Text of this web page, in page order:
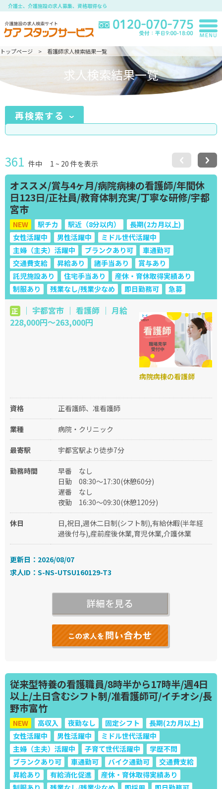
介護士、介護施設の求人募集、資格取得なら
トップページ 看護師求人検索結果一覧
求人検索結果一覧
再検索する
361 件中 1 ~ 20 件を表示
オススメ/賞与4ヶ月/病院病棟の看護師/年間休
日123日/正社員/教育体制充実/丁寧な研修/宇都
宮市
NEW 駅チカ 駅近（8分以内）
長期(2カ月以上)
女性活躍中
男性活躍中
ミドル世代活躍中
主婦（主夫）活躍中
ブランクあり可
車通勤可
交通費支給
昇給あり 諸手当あり
賞与あり
託児施設あり
住宅手当あり
産休・育休取得実績あり
制服あり
残業なし/残業少なめ 即日勤務可 急募
正 ｜ 宇都宮市 ｜ 看護師 ｜ 月給
228,000円〜263,000円
病院病棟の看護師
資格 正看護師、准看護師
業種 病院・クリニック
最寄駅 宇都宮駅より徒歩7分
勤務時間 早番
なし
日勤
08:30～17:30(休憩60分)
遅番
なし
夜勤
16:30～09:30(休憩120分)
休日
日,祝日,週休二日制(シフト制),有給休暇(半年経
過後付与),産前産後休業,育児休業,介護休業
更新日：2026/08/07
求人ID：S-NS-UTSU160129-T3
従来型特養の看護職員/8時半から17時半/週4日
以上/土日含むシフト制/准看護師可/イチオシ/長
野市富竹
NEW 高収入 夜勤なし 固定シフト
長期(2カ月以上)
女性活躍中
男性活躍中
ミドル世代活躍中
主婦（主夫）活躍中
子育て世代活躍中
学歴不問
ブランクあり可
車通勤可 バイク通勤可
交通費支給
昇給あり
有給消化促進
産休・育休取得実績あり